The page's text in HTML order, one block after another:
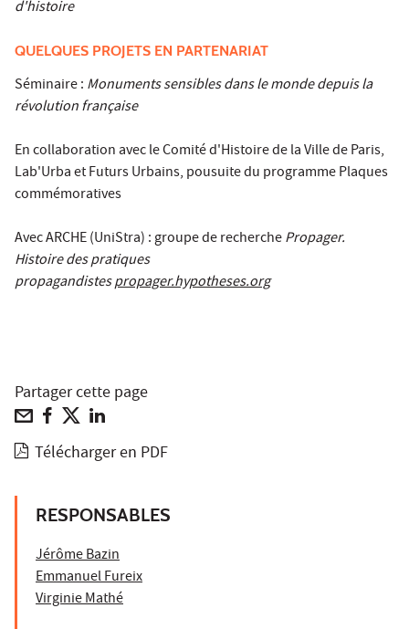
d'histoire
QUELQUES PROJETS EN PARTENARIAT
Séminaire : Monuments sensibles dans le monde depuis la
révolution française
En collaboration avec le Comité d'Histoire de la Ville de Paris,
Lab'Urba et Futurs Urbains, pousuite du programme Plaques
commémoratives
Avec ARCHE (UniStra) : groupe de recherchePropager.
Histoire des pratiques
propagandistespropager.hypotheses.org
Partager cette page
Télécharger en PDF
RESPONSABLES
Jérôme Bazin
Emmanuel Fureix
Virginie Mathé